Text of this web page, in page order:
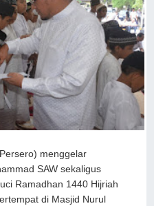
menggelar
SAW sekaligus
Ramadhan 1440 Hijriah
di Masjid Nurul